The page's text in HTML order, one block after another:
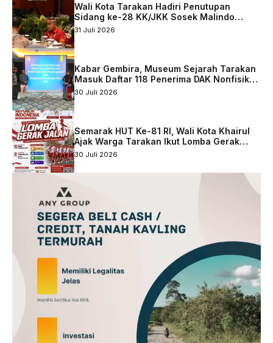
Wali Kota Tarakan Hadiri Penutupan
Sidang ke-28 KK/JKK Sosek Malindo
Tingkat Kaltara–Sabah
31 Juli 2026
Kabar Gembira, Museum Sejarah Tarakan
Masuk Daftar 118 Penerima DAK Nonfisik
2027
30 Juli 2026
Semarak HUT Ke-81 RI, Wali Kota Khairul
Ajak Warga Tarakan Ikut Lomba Gerak
Jalan
30 Juli 2026